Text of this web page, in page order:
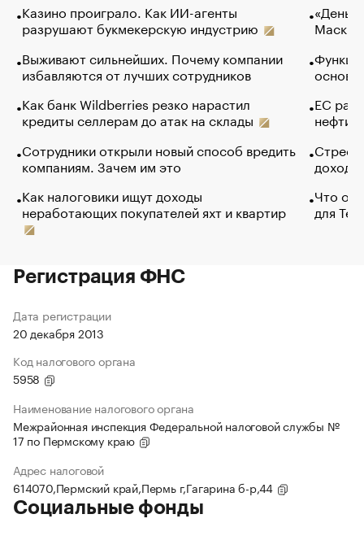
Казино проиграло. Как ИИ-агенты
разрушают букмекерскую индустрию
Выживают сильнейших. Почему компании
избавляются от лучших сотрудников
Как банк Wildberries резко нарастил
кредиты селлерам до атак на склады
Сотрудники открыли новый способ вредить
компаниям. Зачем им это
Как налоговики ищут доходы
неработающих покупателей яхт и квартир
Маск в
основ
ЕС
нефти
Что
для
Регистрация ФНС
Дата регистрации
20 декабря 2013
Код налогового органа
5958
Наименование налогового органа
Межрайонная инспекция Федеральной налоговой службы №
17 по Пермскому краю
Адрес налоговой
614070,Пермский край,Пермь г,Гагарина б-р,44
Социальные фонды